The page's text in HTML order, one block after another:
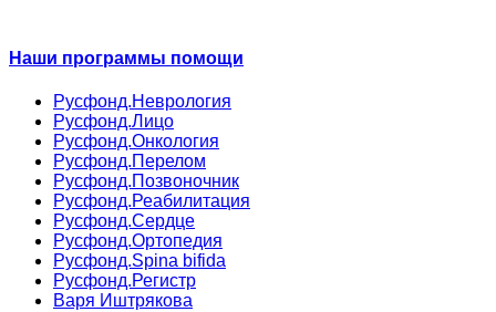
Наши программы помощи
Русфонд.Неврология
Русфонд.Лицо
Русфонд.Онкология
Русфонд.Перелом
Русфонд.Позвоночник
Русфонд.Реабилитация
Русфонд.Сердце
Русфонд.Ортопедия
Русфонд.Spina bifida
Русфонд.Регистр
Варя Иштрякова